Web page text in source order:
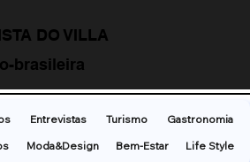
DO VILLA
brasileira
Entrevistas Turismo
Gastronomia
Moda&Design Bem-Estar Life Style